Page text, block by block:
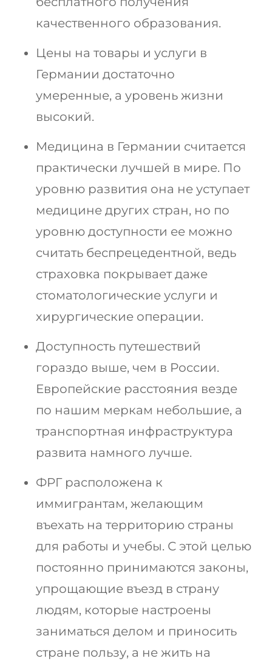
качественного образования.
Цены на товары и услуги в
Германии достаточно
умеренные, а уровень жизни
высокий.
Медицина в Германии считается
практически лучшей в мире. По
уровню развития она не уступает
медицине других стран, но по
уровню доступности ее можно
считать беспрецедентной, ведь
страховка покрывает даже
стоматологические услуги и
хирургические операции.
Доступность путешествий
гораздо выше, чем в России.
Европейские расстояния везде
по нашим меркам небольшие, а
транспортная инфраструктура
развита намного лучше.
ФРГ расположена к
иммигрантам, желающим
въехать на территорию страны
для работы и учебы. С этой целью
постоянно принимаются законы,
упрощающие въезд в страну
людям, которые настроены
заниматься делом и приносить
стране пользу, а не жить на